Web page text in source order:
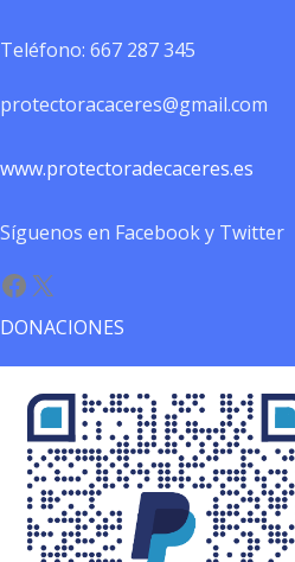
Teléfono: 667 287 345
protectoracaceres@gmail.com
www.protectoradecaceres.es
Síguenos en Facebook y Twitter
Facebook
X
DONACIONES